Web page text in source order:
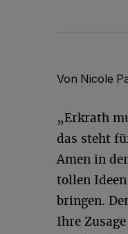
Von Nicole
„Erkrath
das steht
Amen in
tollen
bringen.
Ihre